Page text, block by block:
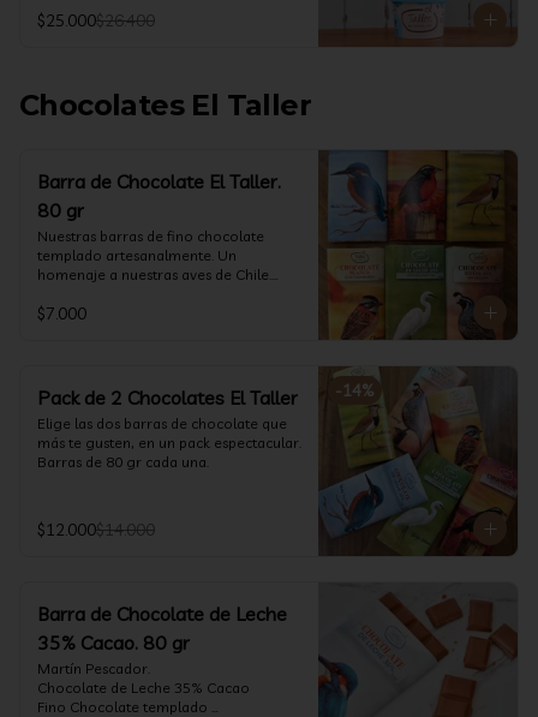
Info Nutricional
$25.000$26.400
Chocolates El Taller
Barra de Chocolate El Taller.
80 gr
Nuestras barras de fino chocolate
templado artesanalmente. Un
homenaje a nuestras aves de Chile.
$7.000
-14%
Pack de 2 Chocolates El Taller
Elige las dos barras de chocolate que
más te gusten, en un pack espectacular.
Barras de 80 gr cada una.
$12.000$14.000
Barra de Chocolate de Leche
35% Cacao. 80 gr
Martín Pescador.
Chocolate de Leche 35% Cacao
Fino Chocolate templado